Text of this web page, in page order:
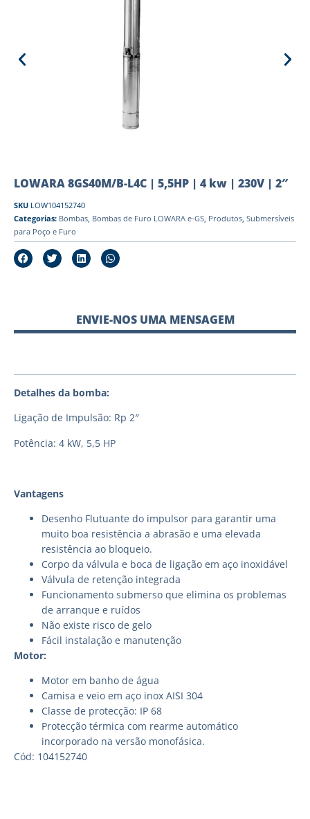
LOWARA 8GS40M/B-L4C | 5,5HP | 4 kw | 230V | 2″
SKU LOW104152740
Categorias: Bombas, Bombas de Furo LOWARA e-GS, Produtos, Submersíveis
para Poço e Furo
ENVIE-NOS UMA MENSAGEM
Detalhes da bomba:
Ligação de Impulsão: Rp 2″
Potência: 4 kW, 5,5 HP
Vantagens
Desenho Flutuante do impulsor para garantir uma
muito boa resistência a abrasão e uma elevada
resistência ao bloqueio.
Corpo da válvula e boca de ligação em aço inoxidável
Válvula de retenção integrada
Funcionamento submerso que elimina os problemas
de arranque e ruídos
Não existe risco de gelo
Fácil instalação e manutenção
Motor:
Motor em banho de água
Camisa e veio em aço inox AISI 304
Classe de protecção: IP 68
Protecção térmica com rearme automático
incorporado na versão monofásica.
Cód: 104152740